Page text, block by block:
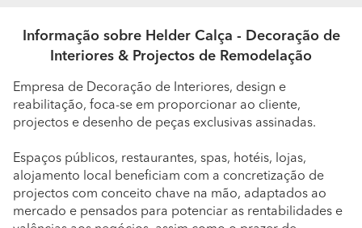
Informação sobre Helder Calça - Decoração de
Interiores & Projectos de Remodelação
Empresa de Decoração de Interiores, design e
reabilitação, foca-se em proporcionar ao cliente,
projectos e desenho de peças exclusivas assinadas.
Espaços públicos, restaurantes, spas, hotéis, lojas,
alojamento local beneficiam com a concretização de
projectos com conceito chave na mão, adaptados ao
mercado e pensados para potenciar as rentabilidades e